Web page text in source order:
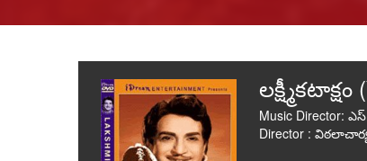
లక్ష్మీకటాక్షం
Music Director:
Director :